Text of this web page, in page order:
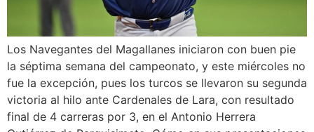
Los Navegantes del Magallanes iniciaron con buen pie
la séptima semana del campeonato, y este miércoles no
fue la excepción, pues los turcos se llevaron su segunda
victoria al hilo ante Cardenales de Lara, con resultado
final de 4 carreras por 3, en el Antonio Herrera